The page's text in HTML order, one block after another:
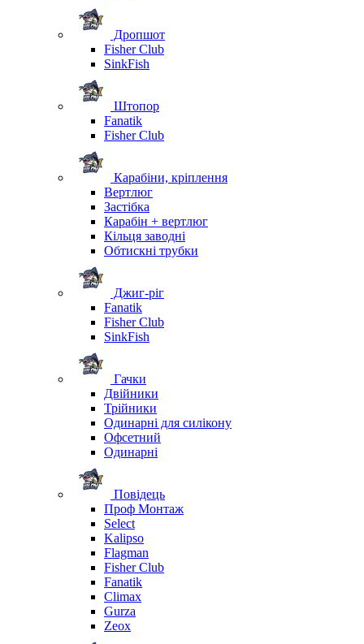
Дропшот
Fisher Club
SinkFish
Штопор
Fanatik
Fisher Club
Карабіни, кріплення
Вертлюг
Застібка
Карабін + вертлюг
Кільця заводні
Обтискні трубки
Джиг-ріг
Fanatik
Fisher Club
SinkFish
Гачки
Двійники
Трійники
Одинарні для силікону
Офсетний
Одинарні
Повідець
Проф Монтаж
Select
Kalipso
Flagman
Fisher Club
Fanatik
Climax
Gurza
Zeox